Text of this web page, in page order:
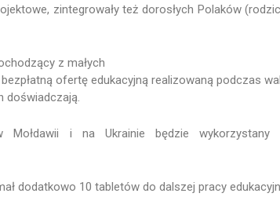
zintegrowały też dorosłych Polaków
z małych
ofertę edukacyjną realizowaną podczas
doświadczają.
Mołdawii i na Ukrainie będzie wykorzystany
dodatkowo 10 tabletów do dalszej pracy